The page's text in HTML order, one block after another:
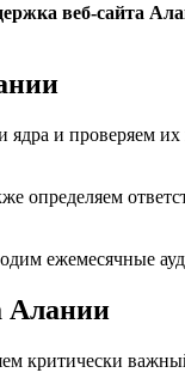
веб-сайта
и проверяем
определяем
ежемесячные
Алании
критически